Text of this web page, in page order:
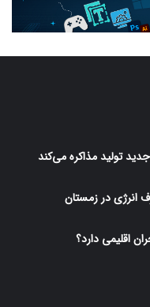
تولید مذاکره می‌کند
انرژی در زمستان
اقلیمی دارد؟